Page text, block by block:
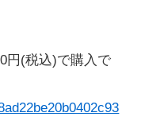
円(税込)で購入で